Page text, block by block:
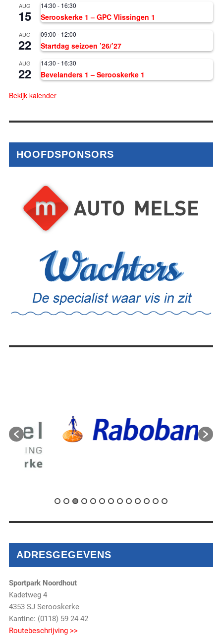
AUG
15
14:30 - 16:30
Serooskerke 1 – GPC Vlissingen 1
AUG
22
09:00 - 12:00
Startdag seizoen ’26/’27
AUG
22
14:30 - 16:30
Bevelanders 1 – Serooskerke 1
Bekijk kalender
HOOFDSPONSORS
ADRESGEGEVENS
Sportpark Noordhout
Kadetweg 4
4353 SJ Serooskerke
Kantine: (0118) 59 24 42
Routebeschrijving >>